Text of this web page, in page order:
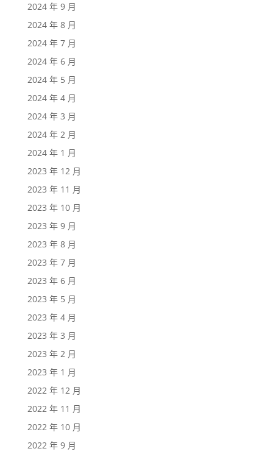
2024 年 9 月
2024 年 8 月
2024 年 7 月
2024 年 6 月
2024 年 5 月
2024 年 4 月
2024 年 3 月
2024 年 2 月
2024 年 1 月
2023 年 12 月
2023 年 11 月
2023 年 10 月
2023 年 9 月
2023 年 8 月
2023 年 7 月
2023 年 6 月
2023 年 5 月
2023 年 4 月
2023 年 3 月
2023 年 2 月
2023 年 1 月
2022 年 12 月
2022 年 11 月
2022 年 10 月
2022 年 9 月